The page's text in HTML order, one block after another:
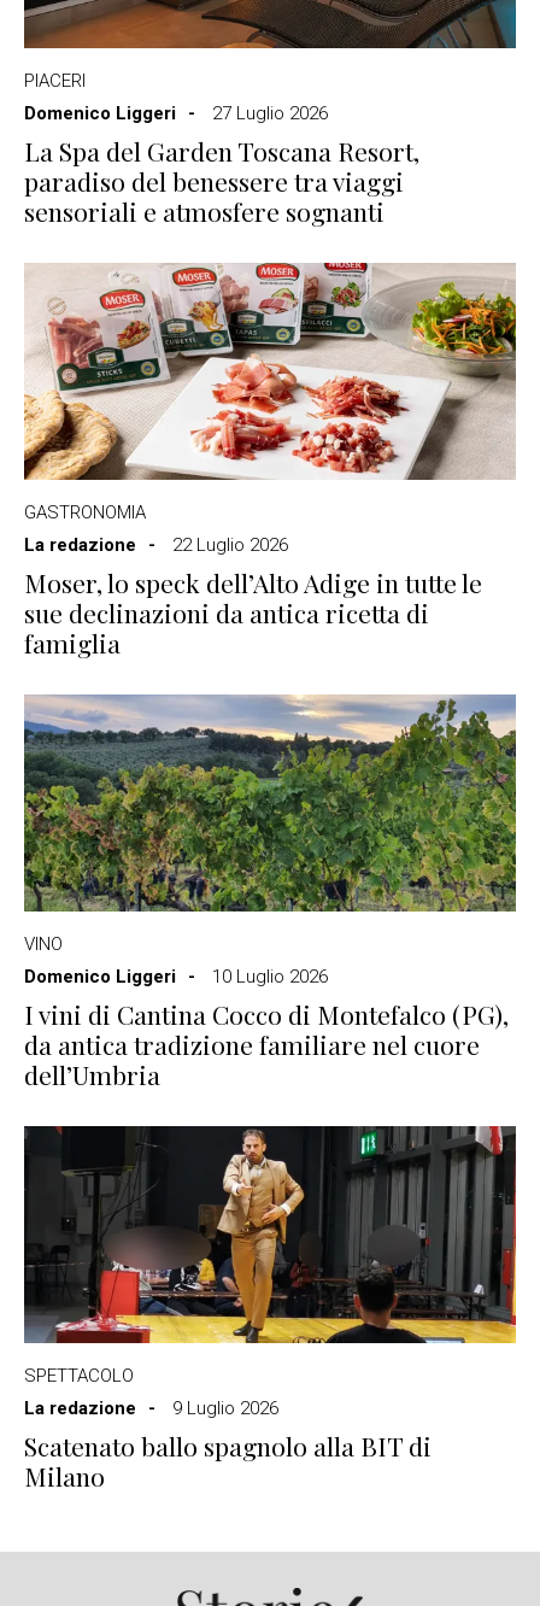
PIACERI
Domenico Liggeri
27 Luglio 2026
La Spa del Garden Toscana Resort,
paradiso del benessere tra viaggi
sensoriali e atmosfere sognanti
GASTRONOMIA
La redazione
22 Luglio 2026
Moser, lo speck dell’Alto Adige in tutte le
sue declinazioni da antica ricetta di
famiglia
VINO
Domenico Liggeri
10 Luglio 2026
I vini di Cantina Cocco di Montefalco (PG),
da antica tradizione familiare nel cuore
dell’Umbria
SPETTACOLO
La redazione
9 Luglio 2026
Scatenato ballo spagnolo alla BIT di
Milano